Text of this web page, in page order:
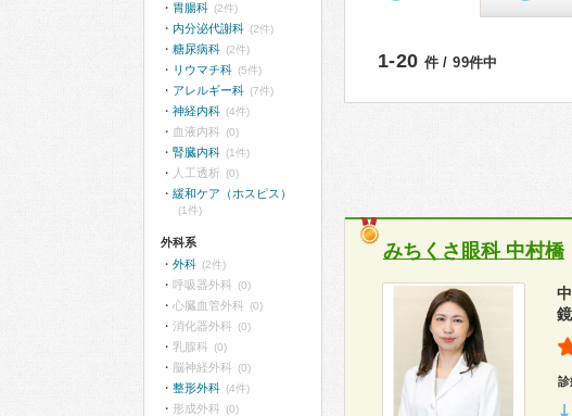
1-20 件 / 99件中
みちくさ眼科 中村橋
診
胃腸科 (2件)
内分泌代謝科 (2件)
糖尿病科 (2件)
リウマチ科 (5件)
アレルギー科 (7件)
神経内科 (4件)
血液内科 (0)
腎臓内科 (1件)
人工透析 (0)
緩和ケア（ホスピス）
(1件)
外科系
外科 (2件)
呼吸器外科 (0)
心臓血管外科 (0)
消化器外科 (0)
乳腺科 (0)
脳神経外科 (0)
整形外科 (4件)
形成外科 (0)